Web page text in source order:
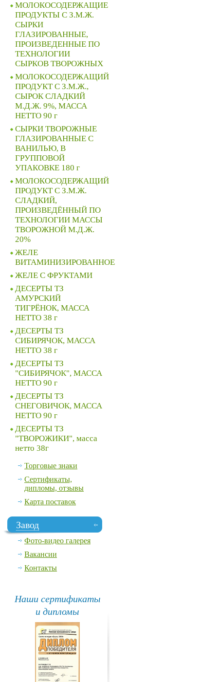
МОЛОКОСОДЕРЖАЩИЕ
ПРОДУКТЫ С З.М.Ж.
СЫРКИ
ГЛАЗИРОВАННЫЕ,
ПРОИЗВЕДЕННЫЕ ПО
ТЕХНОЛОГИИ
СЫРКОВ ТВОРОЖНЫХ
МОЛОКОСОДЕРЖАЩИЙ
ПРОДУКТ С З.М.Ж.,
СЫРОК СЛАДКИЙ
М.Д.Ж. 9%, МАССА
НЕТТО 90 г
СЫРКИ ТВОРОЖНЫЕ
ГЛАЗИРОВАННЫЕ С
ВАНИЛЬЮ, В
ГРУППОВОЙ
УПАКОВКЕ 180 г
МОЛОКОСОДЕРЖАЩИЙ
ПРОДУКТ С З.М.Ж.
СЛАДКИЙ,
ПРОИЗВЕДЁННЫЙ ПО
ТЕХНОЛОГИИ МАССЫ
ТВОРОЖНОЙ М.Д.Ж.
20%
ЖЕЛЕ
ВИТАМИНИЗИРОВАННОЕ
ЖЕЛЕ C ФРУКТАМИ
ДЕСЕРТЫ ТЗ
АМУРСКИЙ
ТИГРЁНОК, МАССА
НЕТТО 38 г
ДЕСЕРТЫ ТЗ
СИБИРЯЧОК, МАССА
НЕТТО 38 г
ДЕСЕРТЫ ТЗ
"СИБИРЯЧОК", МАССА
НЕТТО 90 г
ДЕСЕРТЫ ТЗ
СНЕГОВИЧОК, МАССА
НЕТТО 90 г
ДЕСЕРТЫ ТЗ
"ТВОРОЖИКИ", масса
нетто 38г
Торговые знаки
Сертификаты,
дипломы, отзывы
Карта поставок
Завод
Фото-видео галерея
Вакансии
Контакты
Наши сертификаты
и дипломы